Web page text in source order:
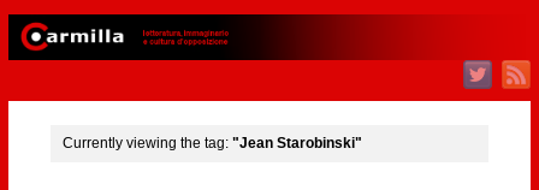
Currently viewing the tag: "Jean Starobinski"